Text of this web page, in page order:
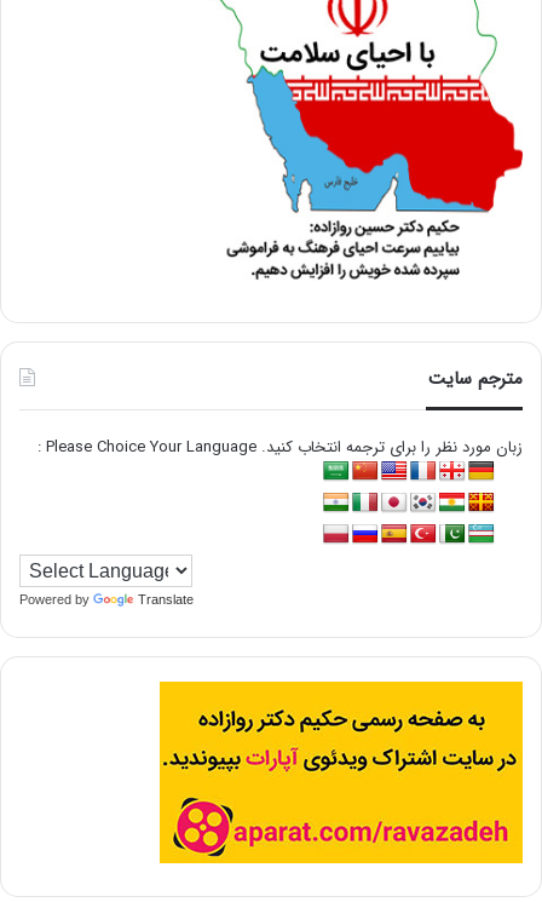
مترجم سایت
زبان مورد نظر را برای ترجمه انتخاب کنید. Please Choice Your Language :
Powered by Translate